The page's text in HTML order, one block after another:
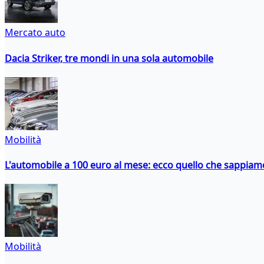
Mercato auto
Dacia Striker, tre mondi in una sola automobile
Mobilità
L'automobile a 100 euro al mese: ecco quello che
Mobilità